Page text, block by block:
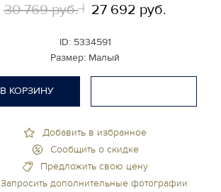
ID: 5334591
Размер: Малый
30 769 руб. 27 692 руб.
Добавить в избранное
Сообщить о скидке
Предложить свою цену
Запросить дополнительные фотографии
В КОРЗИНУ